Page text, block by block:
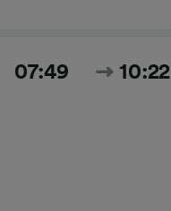
07:49 10:22